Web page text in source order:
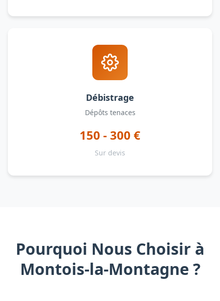
Débistrage
Dépôts tenaces
150 - 300 €
Sur devis
Pourquoi Nous Choisir à
Montois-la-Montagne ?